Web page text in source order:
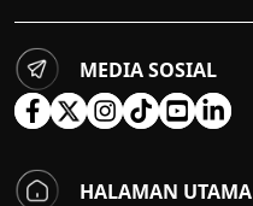
MEDIA SOSIAL
HALAMAN UTAMA